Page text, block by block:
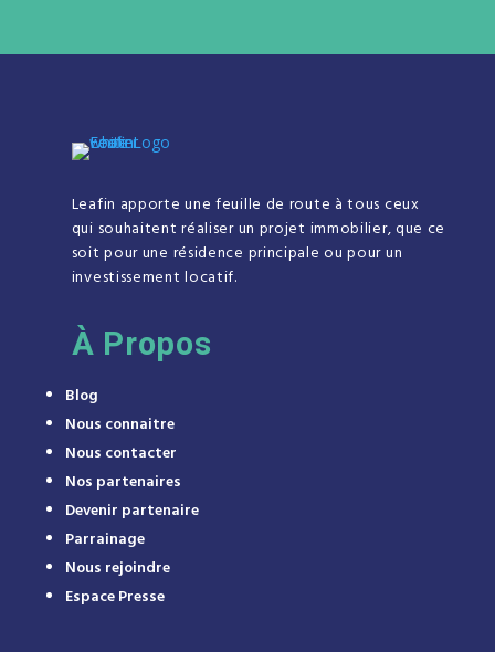
Leafin apporte une feuille de route à tous ceux
qui souhaitent réaliser un projet immobilier, que ce
soit pour une résidence principale ou pour un
investissement locatif.
À Propos
Blog
Nous connaitre
Nous contacter
Nos partenaires
Devenir partenaire
Parrainage
Nous rejoindre
Espace Presse